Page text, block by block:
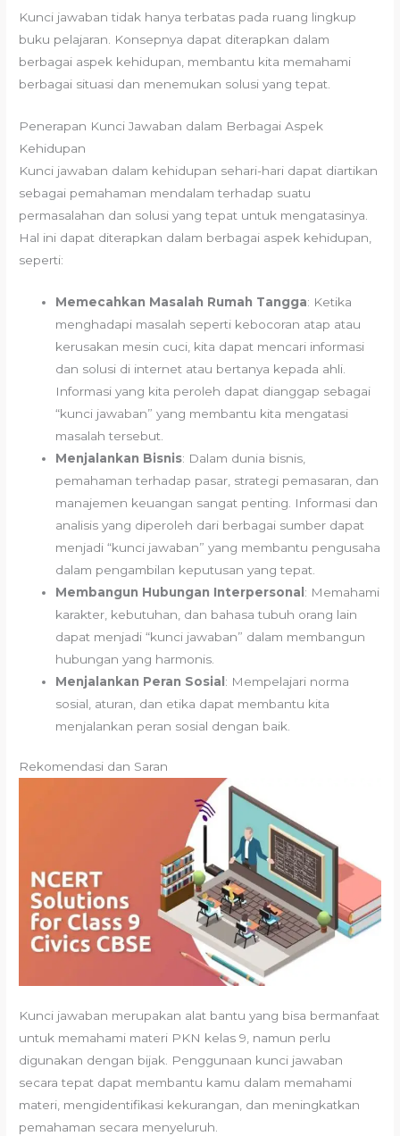
Kunci jawaban tidak hanya terbatas pada ruang lingkup
buku pelajaran. Konsepnya dapat diterapkan dalam
berbagai aspek kehidupan, membantu kita memahami
berbagai situasi dan menemukan solusi yang tepat.
Penerapan Kunci Jawaban dalam Berbagai Aspek
Kehidupan
Kunci jawaban dalam kehidupan sehari-hari dapat diartikan
sebagai pemahaman mendalam terhadap suatu
permasalahan dan solusi yang tepat untuk mengatasinya.
Hal ini dapat diterapkan dalam berbagai aspek kehidupan,
seperti:
Memecahkan Masalah Rumah Tangga: Ketika
menghadapi masalah seperti kebocoran atap atau
kerusakan mesin cuci, kita dapat mencari informasi
dan solusi di internet atau bertanya kepada ahli.
Informasi yang kita peroleh dapat dianggap sebagai
“kunci jawaban” yang membantu kita mengatasi
masalah tersebut.
Menjalankan Bisnis: Dalam dunia bisnis,
pemahaman terhadap pasar, strategi pemasaran, dan
manajemen keuangan sangat penting. Informasi dan
analisis yang diperoleh dari berbagai sumber dapat
menjadi “kunci jawaban” yang membantu pengusaha
dalam pengambilan keputusan yang tepat.
Membangun Hubungan Interpersonal: Memahami
karakter, kebutuhan, dan bahasa tubuh orang lain
dapat menjadi “kunci jawaban” dalam membangun
hubungan yang harmonis.
Menjalankan Peran Sosial: Mempelajari norma
sosial, aturan, dan etika dapat membantu kita
menjalankan peran sosial dengan baik.
Rekomendasi dan Saran
Kunci jawaban merupakan alat bantu yang bisa bermanfaat
untuk memahami materi PKN kelas 9, namun perlu
digunakan dengan bijak. Penggunaan kunci jawaban
secara tepat dapat membantu kamu dalam memahami
materi, mengidentifikasi kekurangan, dan meningkatkan
pemahaman secara menyeluruh.